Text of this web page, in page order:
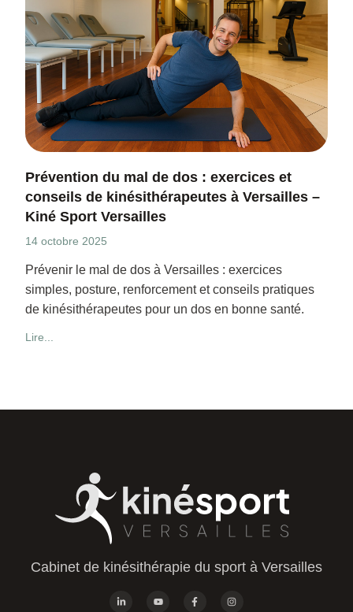
Prévention du mal de dos : exercices et
conseils de kinésithérapeutes à Versailles –
Kiné Sport Versailles
14 octobre 2025
Prévenir le mal de dos à Versailles : exercices
simples, posture, renforcement et conseils pratiques
de kinésithérapeutes pour un dos en bonne santé.
Lire...
Cabinet de kinésithérapie du sport à Versailles